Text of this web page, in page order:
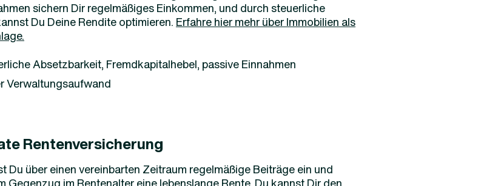
sichern Dir regelmäßiges Einkommen, und durch steuerliche
Du Deine Rendite optimieren. Erfahre hier mehr über Immobilien als
Absetzbarkeit, Fremdkapitalhebel, passive Einnahmen
Verwaltungsaufwand
Rentenversicherung
Du über einen vereinbarten Zeitraum regelmäßige Beiträge ein und